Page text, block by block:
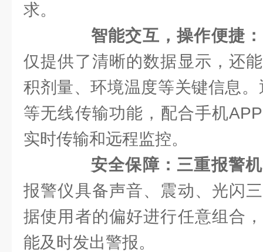
求。
智能交互，操作便捷：
仅提供了清晰的数据显示，还
积剂量、环境温度等关键信息
等无线传输功能，配合手机
实时传输和远程监控。
安全保障：三重报警
报警仪具备声音、震动、光闪
据使用者的偏好进行任意组合
能及时发出警报。